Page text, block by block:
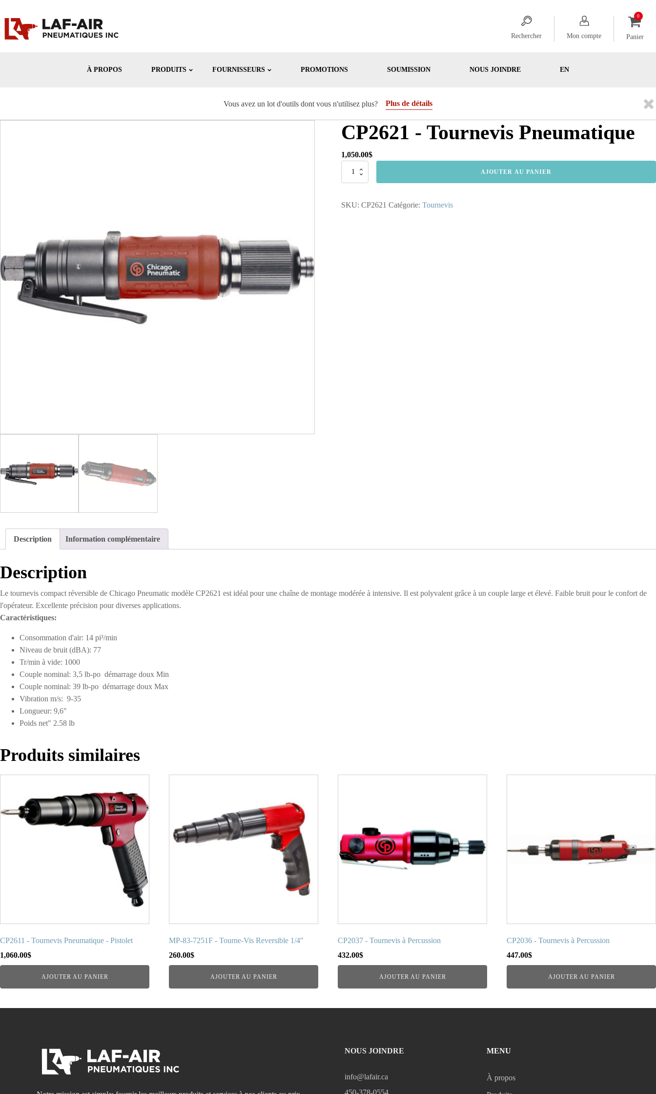
Rechercher Mon compte Panier
À PROPOS PRODUITS FOURNISSEURS PROMOTIONS SOUMISSION NOUS JOINDRE EN
Vous avez un lot d'outils dont vous n'utilisez plus? Plus de détails
CP2621 - Tournevis Pneumatique
1,050.00$
quantité
Tournevis
AJOUTER AU PANIER
SKU: CP2621 Catégorie: Tournevis
Description Information complémentaire
Description
Le tournevis compact réversible de Chicago Pneumatic modèle CP2621 est idéal pour une chaîne de montage modérée à intensive. Il est polyvalent grâce à un couple large et élevé. Faible bruit pour le confort de
l'opérateur. Excellente précision pour diverses applications.
Caractéristiques:
Consommation d'air: 14 pi³/min
Niveau de bruit (dBA): 77
Tr/min à vide: 1000
Couple nominal: 3,5 lb-po démarrage doux Min
Couple nominal: 39 lb-po démarrage doux Max
Vibration m/s: 9-35
Longueur: 9,6"
Poids net" 2.58 lb
Produits similaires
CP2611 - Tournevis Pneumatique - Pistolet
1,060.00$
AJOUTER AU PANIER
MP-83-7251F - Tourne-Vis Reversible 1/4"
260.00$
AJOUTER AU PANIER
CP2037 - Tournevis à Percussion
432.00$
AJOUTER AU PANIER
CP2036 - Tournevis à Percussion
447.00$
AJOUTER AU PANIER
NOUS JOINDRE
info@lafair.ca
MENU
À propos